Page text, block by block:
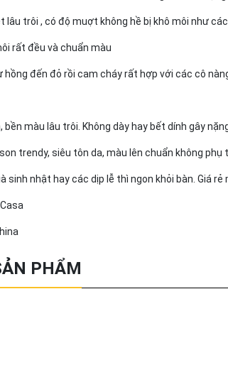
lâu trôi , có độ muợt không hề bị khô môi như
rất đều và chuẩn màu
hồng đến đỏ rồi cam cháy rất hợp với các cô
màu lâu trôi. Không dày hay bết dính gây
trendy, siêu tôn da, màu lên chuẩn không phụ
sinh nhật hay các dịp lễ thì ngon khỏi bàn. Giá
PHẨM